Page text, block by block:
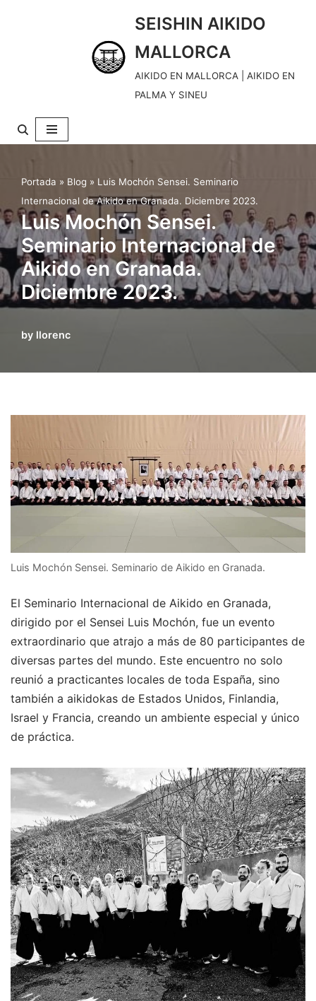
t
e
n
SEISHIN AIKIDO
MALLORCA
AIKIDO EN MALLORCA | AIKIDO EN
PALMA Y SINEU
Portada » Blog » Luis Mochón Sensei. Seminario
Internacional de Aikido en Granada. Diciembre 2023.
Luis Mochón Sensei.
Seminario Internacional de
Aikido en Granada.
Diciembre 2023.
by llorenc
Luis Mochón Sensei. Seminario de Aikido en Granada.
El Seminario Internacional de Aikido en Granada,
dirigido por el Sensei Luis Mochón, fue un evento
extraordinario que atrajo a más de 80 participantes de
diversas partes del mundo. Este encuentro no solo
reunió a practicantes locales de toda España, sino
también a aikidokas de Estados Unidos, Finlandia,
Israel y Francia, creando un ambiente especial y único
de práctica.